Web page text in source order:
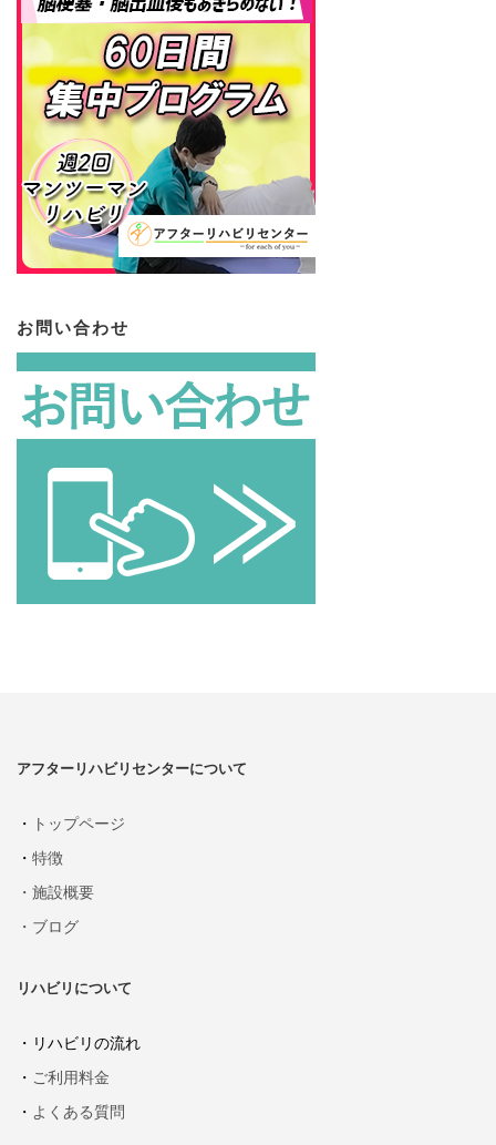
お問い合わせ
アフターリハビリセンターについて
・ トップページ
・ 特徴
・施設概要
・ブログ
リハビリについて
・リハビリの流れ
・ ご利用料金
・ よくある質問